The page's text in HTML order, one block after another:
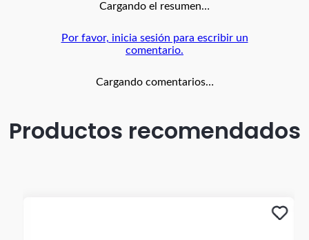
Cargando el resumen…
Por favor, inicia sesión para escribir un
comentario.
Cargando comentarios…
Productos recomendados